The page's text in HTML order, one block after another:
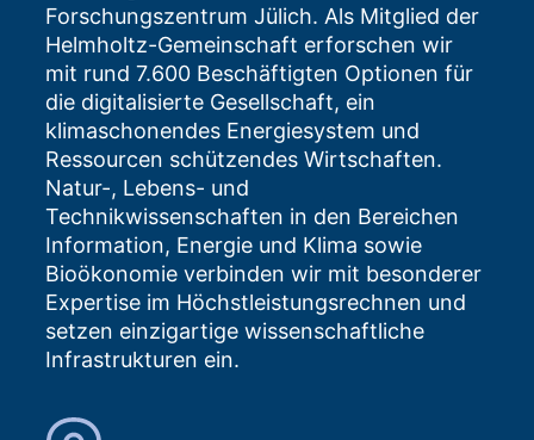
Forschungszentrum Jülich. Als Mitglied der
Helmholtz-Gemeinschaft erforschen wir
mit rund 7.600 Beschäftigten Optionen für
die digitalisierte Gesellschaft, ein
klimaschonendes Energiesystem und
Ressourcen schützendes Wirtschaften.
Natur-, Lebens- und
Technikwissenschaften in den Bereichen
Information, Energie und Klima sowie
Bioökonomie verbinden wir mit besonderer
Expertise im Höchstleistungsrechnen und
setzen einzigartige wissenschaftliche
Infrastrukturen ein.